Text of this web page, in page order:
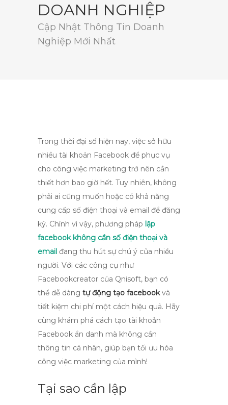
DOANH NGHIỆP
Cập Nhật Thông Tin Doanh
Nghiệp Mới Nhất
Trong thời đại số hiện nay, việc sở hữu
nhiều tài khoản Facebook để phục vụ
cho công việc marketing trở nên cần
thiết hơn bao giờ hết. Tuy nhiên, không
phải ai cũng muốn hoặc có khả năng
cung cấp số điện thoại và email để đăng
ký. Chính vì vậy, phương pháp lập
facebook không cần số điện thoại và
email đang thu hút sự chú ý của nhiều
người. Với các công cụ như
Facebookcreator của Qnisoft, bạn có
thể dễ dàng tự động tạo facebookvà
tiết kiệm chi phí một cách hiệu quả. Hãy
cùng khám phá cách tạo tài khoản
Facebook ẩn danh mà không cần
thông tin cá nhân, giúp bạn tối ưu hóa
công việc marketing của mình!
Tại sao cần lập